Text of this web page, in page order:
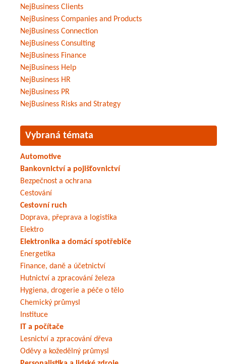
NejBusiness Clients
NejBusiness Companies and Products
NejBusiness Connection
NejBusiness Consulting
NejBusiness Finance
NejBusiness Help
NejBusiness HR
NejBusiness PR
NejBusiness Risks and Strategy
Vybraná témata
Automotive
Bankovnictví a pojišťovnictví
Bezpečnost a ochrana
Cestování
Cestovní ruch
Doprava, přeprava a logistika
Elektro
Elektronika a domácí spotřebiče
Energetika
Finance, daně a účetnictví
Hutnictví a zpracování železa
Hygiena, drogerie a péče o tělo
Chemický průmysl
Instituce
IT a počítače
Lesnictví a zpracování dřeva
Oděvy a kožedělný průmysl